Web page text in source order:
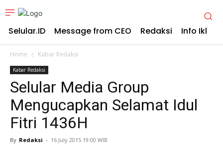
Selular.ID Message from CEO Redaksi Info Iklan
Home Kabar Redaksi
Kabar Redaksi
Selular Media Group
Mengucapkan Selamat Idul
Fitri 1436H
By Redaksi - 16 July 2015 19:00 WIB